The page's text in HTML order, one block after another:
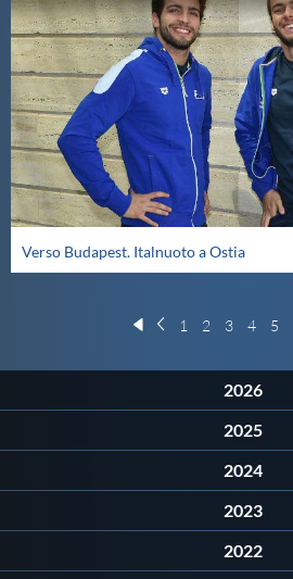
Verso Budapest. Italnuoto a Ostia
1 2 3 4 5
2026
2025
2024
2023
2022